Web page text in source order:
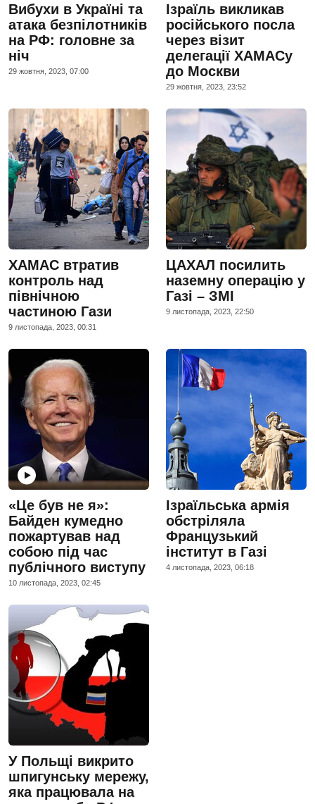
Вибухи в Україні та
атака безпілотників
на РФ: головне за
ніч
29 жовтня, 2023, 07:00
Ізраїль викликав
російського посла
через візит
делегації ХАМАСу
до Москви
29 жовтня, 2023, 23:52
ХАМАС втратив
контроль над
північною
частиною Гази
9 листопада, 2023, 00:31
ЦАХАЛ посилить
наземну операцію у
Газі – ЗМІ
9 листопада, 2023, 22:50
«Це був не я»:
Байден кумедно
пожартував над
собою під час
публічного виступу
10 листопада, 2023, 02:45
Ізраїльська армія
обстріляла
Французький
інститут в Газі
4 листопада, 2023, 06:18
У Польщі викрито
шпигунську мережу,
яка працювала на